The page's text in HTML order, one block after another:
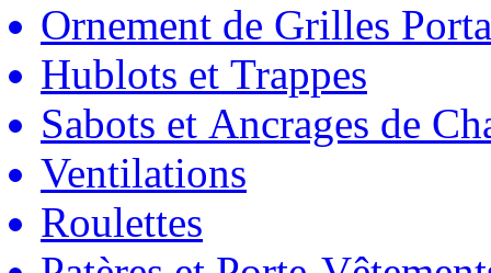
Ornement de Grilles
Hublots et Trappes
Sabots et Ancrages de
Ventilations
Roulettes